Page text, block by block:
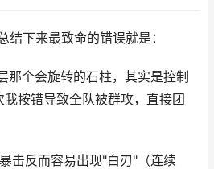
结下来最致命的错误就是：
那个会旋转的石柱，其实是控制
我按错导致全队被群攻，直接团
击反而容易出现"白刃"（连续